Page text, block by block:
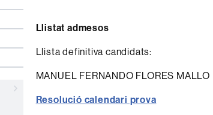
Llistat admesos
Llista definitiva candidats:
MANUEL FERNANDO FLORES MALLO
Resolució calendari prova